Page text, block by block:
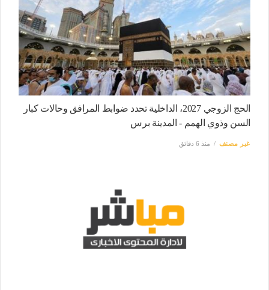
الحج الزوجي 2027، الداخلية تحدد ضوابط المرافق وحالات كبار
السن وذوي الهمم - المدينة برس
غير مصنف منذ 6 دقائق